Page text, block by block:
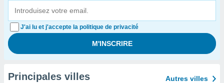
J'ai lu et j'accepte la politique de privacité
Principales villes Autres villes